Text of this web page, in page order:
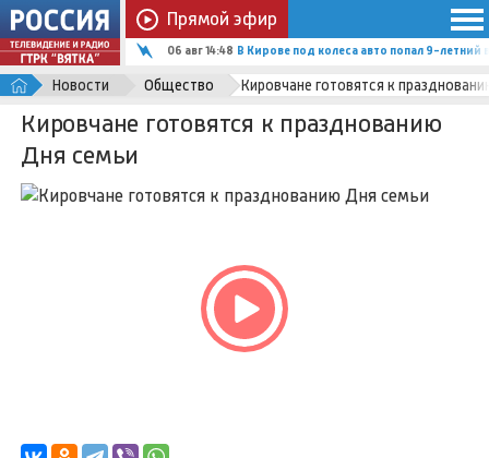
Прямой эфир
06 авг 14:48 В Кирове под колеса авто попал 9-летний
Новости Общество Кировчане готовятся к
Кировчане готовятся к празднованию
Дня семьи